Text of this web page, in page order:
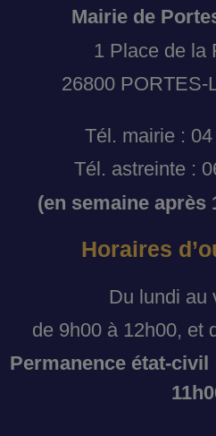
Mairie de
1 Place de la
26800 PORTES-
Tél. mairie :
Tél. astreinte :
(en semaine après
Horaires
Du lundi au
de 9h00 à 12h00, et
Permanence état-civil